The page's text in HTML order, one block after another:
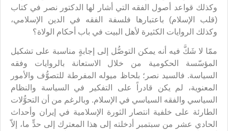
وكذلك قواعد أصول الفقه التي أشار لها الدكتور نصر في كتاب
(قلب الإسلام) باعتبارها فلسفة الفقه في الدين الإسلامي،
وكذلك الروايات الكثيرة لأهل البيت في باب أحكام الولاة؟
ممّا لا شَكَّ فيه أنه يمكن التوصُّل إلى إجابةٍ مناسبة على تشكيل
المؤسّسة الحكومية من خلال الاستعانة بالروايات وفقه
السياسة. فالسيد نصر؛ بلحاظ ميوله المفرطة للتصوُّف والأمور
المعنوية، لم يكن قادراً على التفكير في السياسة والنظام
السياسي والفقه السياسي في الإسلام. وبالرغم من أن التحوُّلات
الطارئة على خلفية انتصار الثورة الإسلامية في إيران وأحداث
الحادي عشر من سبتمبر أدخلته إلى هذا المعترك إلى حدٍّ ما، إلاّ